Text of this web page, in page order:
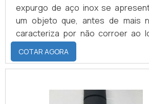
expurgo de aço inox se
um objeto que, antes de mais
caracteriza por não corroer ao
tempo. Ainda em primeiro plano, é
destacar que se trata de um
majoritariamente destinado a
que materiais de internações e
COTAR AGORA